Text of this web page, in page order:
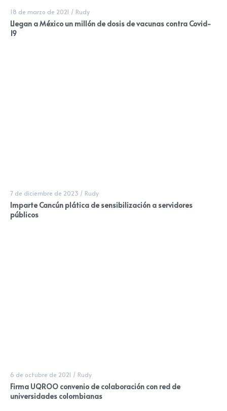
18 de marzo de 2021 / Rudy
Llegan a México un millón de dosis de vacunas contra Covid-
19
7 de diciembre de 2023 / Rudy
Imparte Cancún plática de sensibilización a servidores
públicos
6 de octubre de 2021 / Rudy
Firma UQROO convenio de colaboración con red de
universidades colombianas